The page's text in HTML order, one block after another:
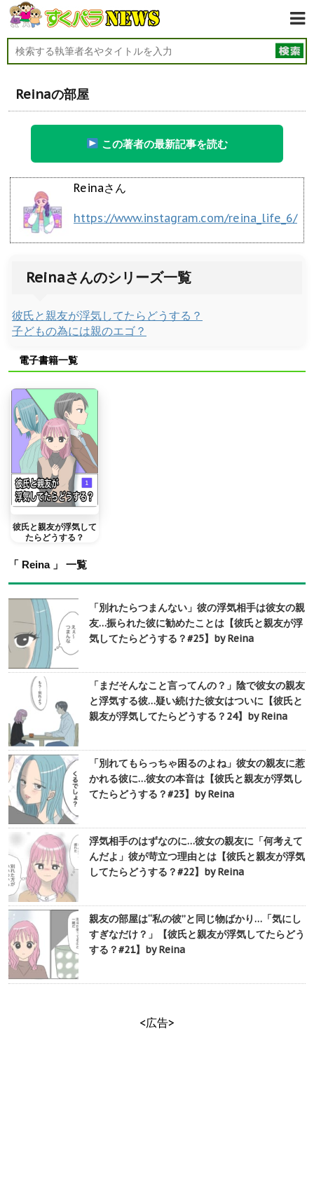
Reinaの部屋
この著者の最新記事を読む
Reinaさん
https://www.instagram.com/reina_life_6/
Reinaさんのシリーズ一覧
彼氏と親友が浮気してたらどうする？
子どもの為には親のエゴ？
電子書籍一覧
彼氏と親友が浮気して
たらどうする？
「 Reina 」 一覧
「別れたらつまんない」彼の浮気相手は彼女の親
友…振られた彼に勧めたことは【彼氏と親友が浮
気してたらどうする？#25】by Reina
「まだそんなこと言ってんの？」陰で彼女の親友
と浮気する彼…疑い続けた彼女はついに【彼氏と
親友が浮気してたらどうする？24】by Reina
「別れてもらっちゃ困るのよね」彼女の親友に惹
かれる彼に…彼女の本音は【彼氏と親友が浮気し
てたらどうする？#23】by Reina
浮気相手のはずなのに…彼女の親友に「何考えて
んだよ」彼が苛立つ理由とは【彼氏と親友が浮気
してたらどうする？#22】by Reina
親友の部屋は“私の彼”と同じ物ばかり…「気にし
すぎなだけ？」【彼氏と親友が浮気してたらどう
する？#21】by Reina
<広告>